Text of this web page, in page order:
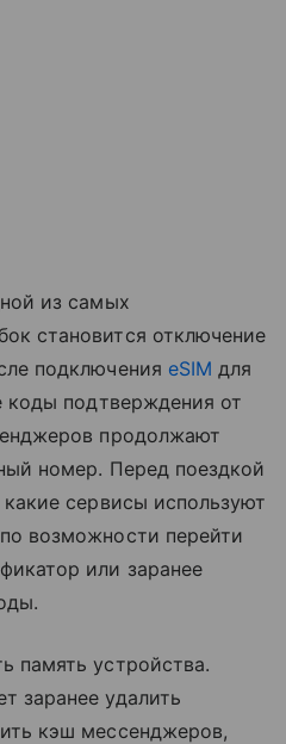
из самых
становится отключение
подключения eSIM для
коды подтверждения от
продолжают
номер. Перед поездкой
сервисы используют
возможности перейти
или заранее
память устройства.
заранее удалить
кэш мессенджеров,